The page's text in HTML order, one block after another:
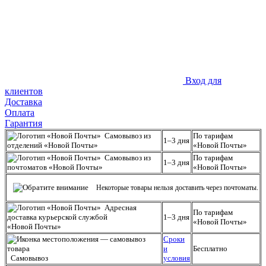
Вход для
клиентов
Доставка
Оплата
Гарантия
Самовывоз из
отделений «Новой Почты»
1–3 дня
По тарифам
«Новой Почты»
Самовывоз из
почтоматов «Новой Почты»
1–3 дня
По тарифам
«Новой Почты»
Некоторые товары нельзя доставить через почтоматы.
Адресная
доставка курьерской службой
«Новой Почты»
1–3 дня
По тарифам
«Новой Почты»
Самовывоз
Сроки
и
условия
Бесплатно